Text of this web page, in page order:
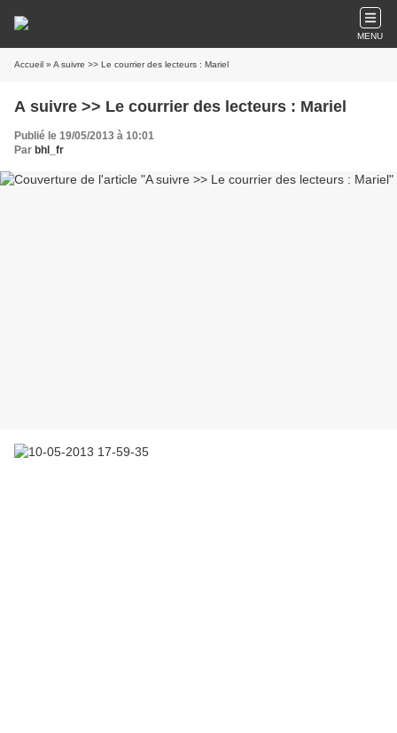
MENU
Accueil » A suivre >> Le courrier des lecteurs : Mariel
A suivre >> Le courrier des lecteurs : Mariel
Publié le 19/05/2013 à 10:01
Par bhl_fr